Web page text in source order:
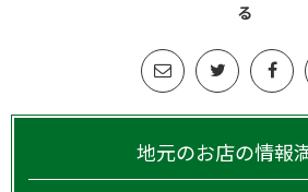
る
地元のお店の情報